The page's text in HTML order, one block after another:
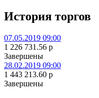
История торгов
07.05.2019 09:00
1 226 731.56 p
Завершены
28.02.2019 09:00
1 443 213.60 p
Завершены